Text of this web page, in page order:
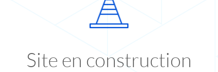
Site en construction